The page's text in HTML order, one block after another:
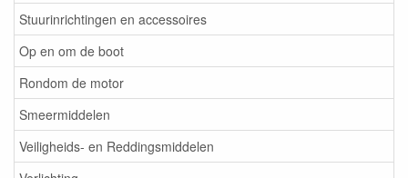
Stuurinrichtingen en accessoires
Op en om de boot
Rondom de motor
Smeermiddelen
Veiligheids- en Reddingsmiddelen